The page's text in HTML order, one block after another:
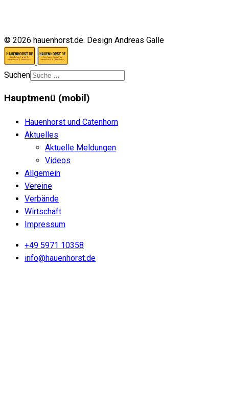
© 2026 hauenhorst.de. Design Andreas Galle
Suchen
Hauptmenü (mobil)
Hauenhorst und Catenhorn
Aktuelles
Aktuelle Meldungen
Videos
Allgemein
Vereine
Verbände
Wirtschaft
Impressum
+49 5971 10358
info@hauenhorst.de